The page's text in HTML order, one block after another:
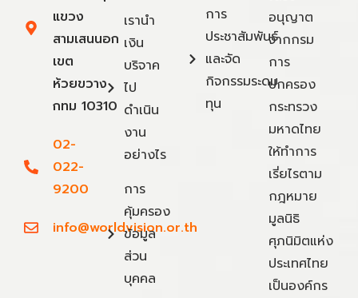
แขวง
สามเสนนอก
เขต
ห้วยขวาง
กทม 10310
02-
022-
9200
info@worldvision.or.th
เรานำ
เงิน
บริจาค
ไป
ดำเนิน
งาน
อย่างไร
การ
คุ้มครอง
ข้อมูล
ส่วน
บุคคล
การ
ประชาสัมพันธ์
และจัด
กิจกรรมระดม
ทุน
อนุญาต
จากกรม
การ
ปกครอง
กระทรวง
มหาดไทย
ให้ทำการ
เรี่ยไรตาม
กฎหมาย
มูลนิธิ
ศุภนิมิตแห่ง
ประเทศไทย
เป็นองค์กร